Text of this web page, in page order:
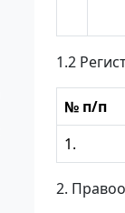
1.2
№ п/п
1.
2.